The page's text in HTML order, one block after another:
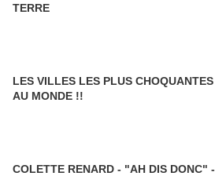
TERRE
LES VILLES LES PLUS CHOQUANTES
AU MONDE !!
COLETTE RENARD - "AH DIS DONC" -